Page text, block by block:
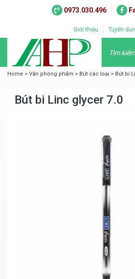
0973.030.496
Giới thiệu Tuyển
Home > Văn phòng phẩm > Bút các loại > Bút bi
Bút bi Linc glycer 7.0